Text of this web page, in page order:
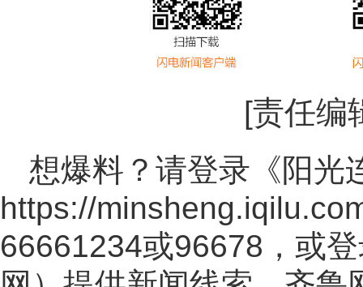
[责任编
想爆料？请登录《阳光
https://
66661234或96678，或